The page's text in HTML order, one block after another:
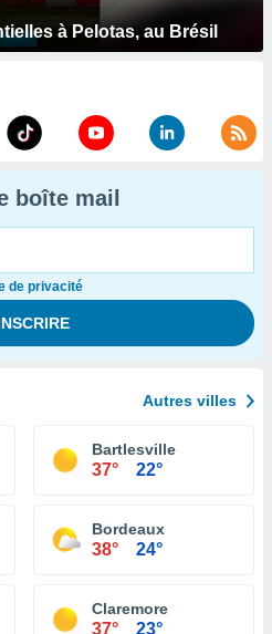
à Pelotas, au Brésil
boîte mail
de privacité
Autres villes
Bartlesville
37° 22°
Bordeaux
38° 24°
Claremore
37° 23°